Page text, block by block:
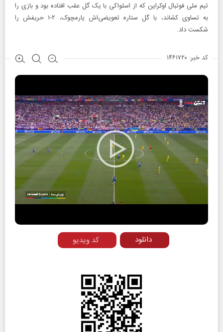
تیم ملی فوتبال اوکراین که از اسلواکی با یک گل عقب افتاده بود و بازی را
به تساوی ‏کشاند، با گل ستاره تعویضی‌اش یارمچوک، ۲-۱ حریفش را
شکست داد.
کد خبر: ۱۴۶۱۷۲۰
Play
Video
کد ویدیو دانلود